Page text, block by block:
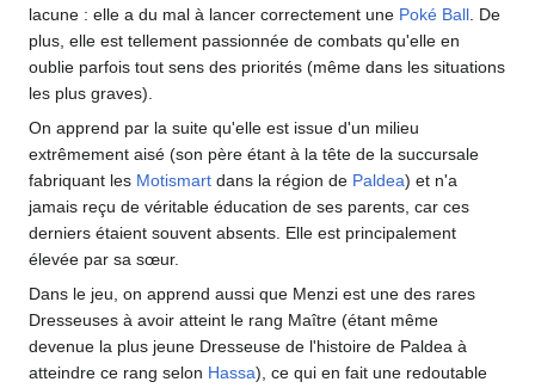
lacune : elle a du mal à lancer correctement une Poké Ball. De
plus, elle est tellement passionnée de combats qu'elle en
oublie parfois tout sens des priorités (même dans les situations
les plus graves).
On apprend par la suite qu'elle est issue d'un milieu
extrêmement aisé (son père étant à la tête de la succursale
fabriquant les Motismart dans la région de Paldea) et n'a
jamais reçu de véritable éducation de ses parents, car ces
derniers étaient souvent absents. Elle est principalement
élevée par sa sœur.
Dans le jeu, on apprend aussi que Menzi est une des rares
Dresseuses à avoir atteint le rang Maître (étant même
devenue la plus jeune Dresseuse de l'histoire de Paldea à
atteindre ce rang selon Hassa), ce qui en fait une redoutable